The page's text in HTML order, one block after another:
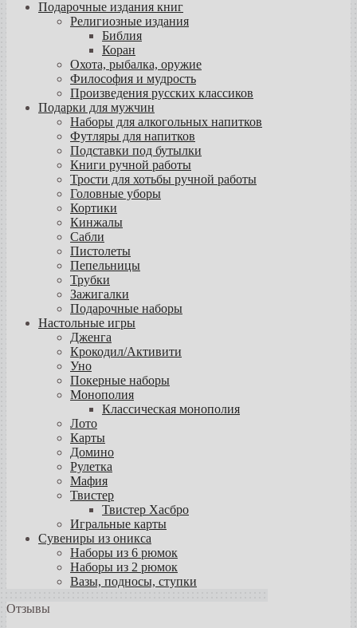
Подарочные издания книг
Религиозные издания
Библия
Коран
Охота, рыбалка, оружие
Философия и мудрость
Произведения русских классиков
Подарки для мужчин
Наборы для алкогольных напитков
Футляры для напитков
Подставки под бутылки
Книги ручной работы
Трости для хотьбы ручной работы
Головные уборы
Кортики
Кинжалы
Сабли
Пистолеты
Пепельницы
Трубки
Зажигалки
Подарочные наборы
Настольные игры
Дженга
Крокодил/Активити
Уно
Покерные наборы
Монополия
Классическая монополия
Лото
Карты
Домино
Рулетка
Мафия
Твистер
Твистер Хасбро
Игральные карты
Сувениры из оникса
Наборы из 6 рюмок
Наборы из 2 рюмок
Вазы, подносы, ступки
Отзывы